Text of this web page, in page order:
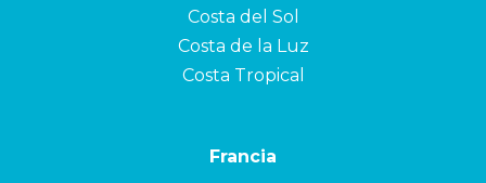
Costa del Sol
Costa de la Luz
Costa Tropical
Francia